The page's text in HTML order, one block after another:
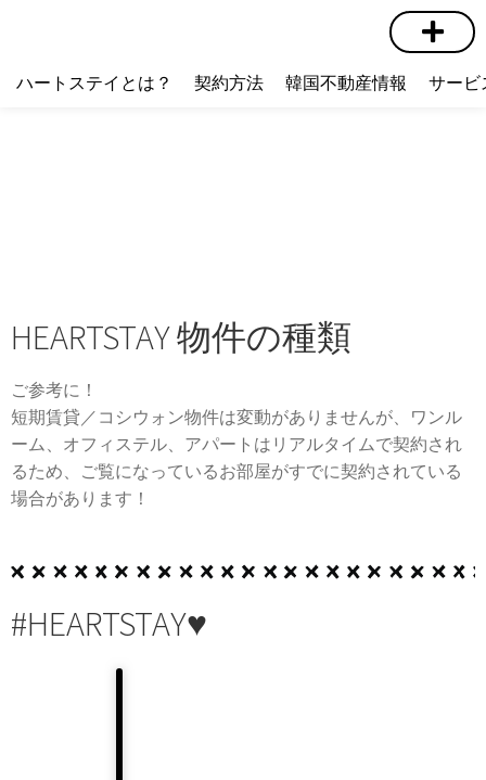
ハートステイとは？ 契約方法 韓国不動産情報 サービ
HEARTSTAY 物件の種類
ご参考に！
短期賃貸／コシウォン物件は変動がありませんが、ワンル
ーム、オフィステル、アパートはリアルタイムで契約され
るため、ご覧になっているお部屋がすでに契約されている
場合があります！
#HEARTSTAY♥